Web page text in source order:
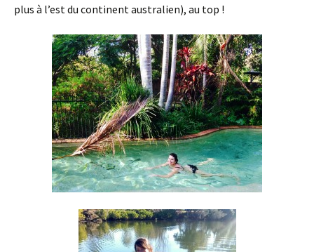
plus à l’est du continent australien), au top !